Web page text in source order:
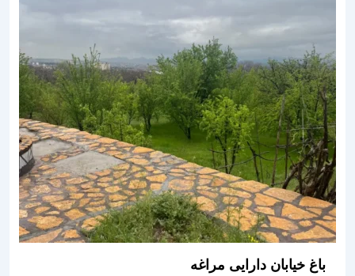
باغ خیابان دارایی مراغه